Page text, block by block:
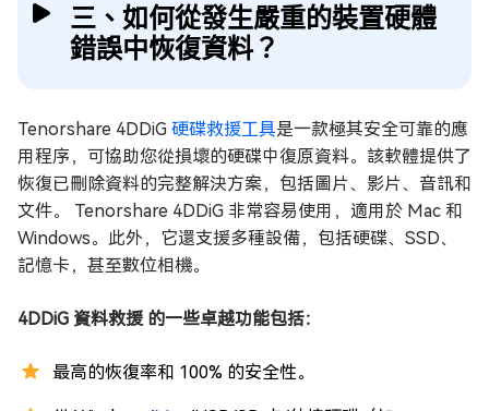
三、如何從發生嚴重的裝置硬體
錯誤中恢復資料？
Tenorshare 4DDiG 硬碟救援工具是一款極其安全可靠的應
用程序，可協助您從損壞的硬碟中復原資料。該軟體提供了
恢復已刪除資料的完整解決方案，包括圖片、影片、音訊和
文件。 Tenorshare 4DDiG 非常容易使用，適用於 Mac 和
Windows。此外，它還支援多種設備，包括硬碟、SSD、
記憶卡，甚至數位相機。
4DDiG 資料救援 的一些卓越功能包括：
最高的恢復率和 100% 的安全性。